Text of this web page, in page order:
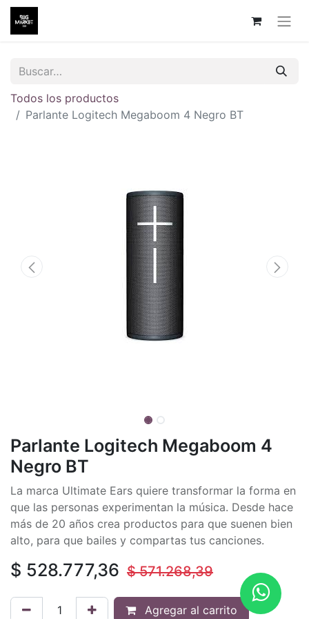
Todos los productos
Parlante Logitech Megaboom 4 Negro BT
Parlante Logitech Megaboom 4
Negro BT
La marca Ultimate Ears quiere transformar la forma en
que las personas experimentan la música. Desde hace
más de 20 años crea productos para que suenen bien
alto, para que bailes y compartas tus canciones.
$ 528.777,36 $571.268,39
Agregar al carrito